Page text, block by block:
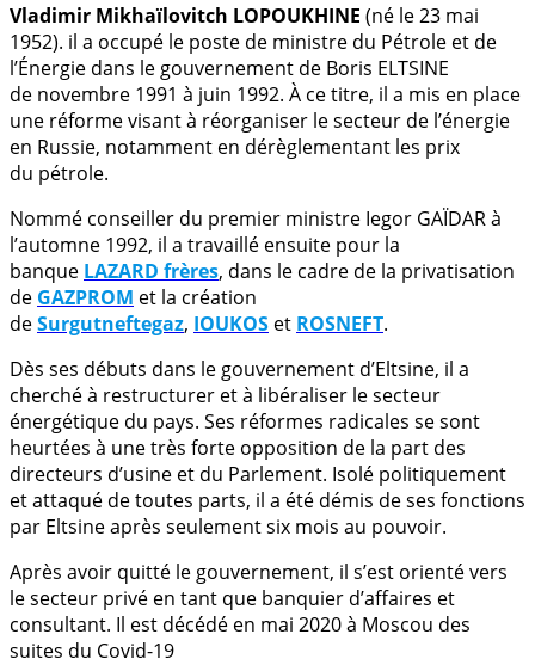
Vladimir Mikhaïlovitch LOPOUKHINE (né le 23 mai
1952). il a occupé le poste de ministre du Pétrole et de
l’Énergie dans le gouvernement de Boris ELTSINE
de novembre 1991 à juin 1992. À ce titre, il a mis en place
une réforme visant à réorganiser le secteur de l’énergie
en Russie, notamment en dérèglementant les prix
du pétrole.
Nommé conseiller du premier ministre Iegor GAÏDAR à
l’automne 1992, il a travaillé ensuite pour la
banque LAZARD frères, dans le cadre de la privatisation
de GAZPROM et la création
deSurgutneftegaz, IOUKOS et ROSNEFT.
Dès ses débuts dans le gouvernement d’Eltsine, il a
cherché à restructurer et à libéraliser le secteur
énergétique du pays. Ses réformes radicales se sont
heurtées à une très forte opposition de la part des
directeurs d’usine et du Parlement. Isolé politiquement
et attaqué de toutes parts, il a été démis de ses fonctions
par Eltsine après seulement six mois au pouvoir.
Après avoir quitté le gouvernement, il s’est orienté vers
le secteur privé en tant que banquier d’affaires et
consultant. Il est décédé en mai 2020 à Moscou des
suites du Covid-19